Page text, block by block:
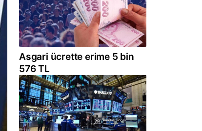
Asgari ücrette erime 5 bin
576 TL